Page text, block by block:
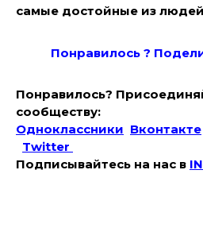
самые достойные из
Понравилось ? Поде
Понравилось?
сообществу:
Одноклассники Вконтакте
Twitter
Подписывайтесь на наc в